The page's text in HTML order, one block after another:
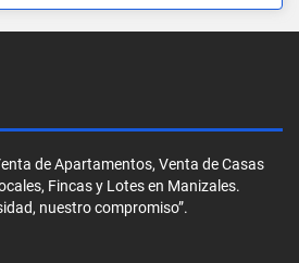
de Apartamentos, Venta de Casas
Fincas y Lotes en Manizales.
nuestro compromiso”.